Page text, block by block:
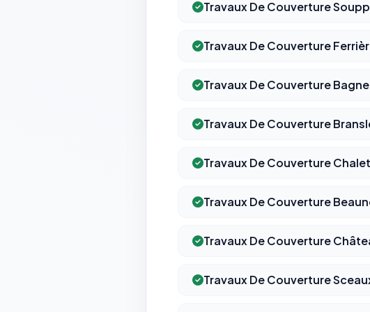
Travaux De Couverture
Travaux De Couverture
Travaux De Couverture
Travaux De Couverture
Travaux De Couverture
Travaux De Couverture
Travaux De Couverture
Travaux De Couverture